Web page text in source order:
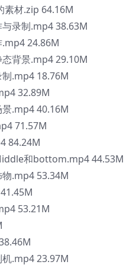
素材.zip 64.16M
录制.mp4 38.63M
24.86M
背景.mp4 29.10M
.mp4 18.76M
32.89M
.mp4 40.16M
71.57M
84.24M
和bottom.mp4 44.53M
.mp4 53.34M
53.21M
.mp4 23.97M